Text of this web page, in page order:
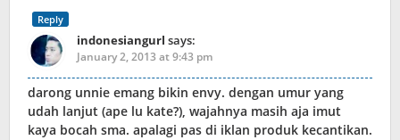
Reply
indonesiangurl says:
January 2, 2013 at 9:43 pm
darong unnie emang bikin envy. dengan umur yang
udah lanjut (ape lu kate?), wajahnya masih aja imut
kaya bocah sma. apalagi pas di iklan produk kecantikan.